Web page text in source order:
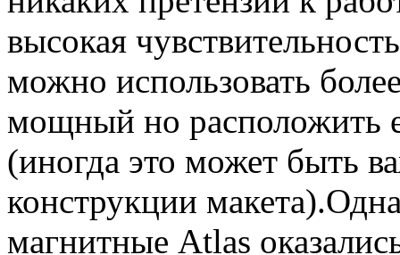
высокая
можно использовать
мощный но расположить
(иногда это может быть
конструкции
магнитные Atlas